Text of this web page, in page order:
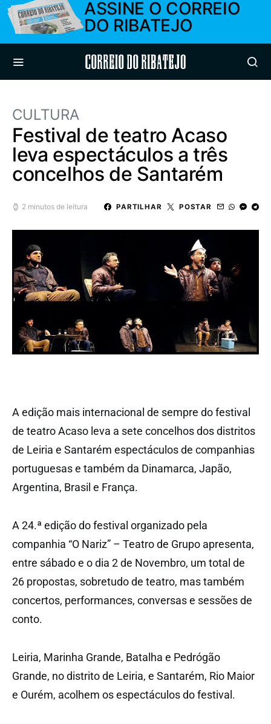
ASSINE O CORREIO
DO RIBATEJO
Correio do Ribatejo
CULTURA
Festival de teatro Acaso
leva espectáculos a três
concelhos de Santarém
2 minutos de leitura PARTILHAR POSTAR
A edição mais internacional de sempre do festival
de teatro Acaso leva a sete concelhos dos distritos
de Leiria e Santarém espectáculos de companhias
portuguesas e também da Dinamarca, Japão,
Argentina, Brasil e França.
A 24.ª edição do festival organizado pela
companhia “O Nariz” – Teatro de Grupo apresenta,
entre sábado e o dia 2 de Novembro, um total de
26 propostas, sobretudo de teatro, mas também
concertos, performances, conversas e sessões de
conto.
Leiria, Marinha Grande, Batalha e Pedrógão
Grande, no distrito de Leiria, e Santarém, Rio Maior
e Ourém, acolhem os espectáculos do festival.